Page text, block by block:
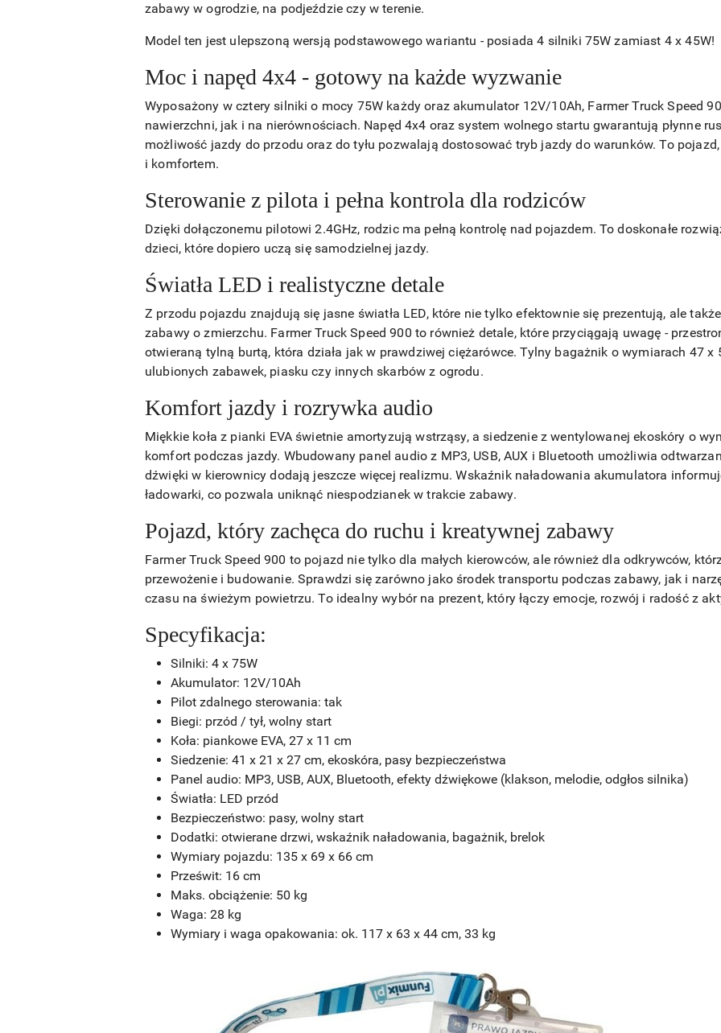
zabawy w ogrodzie, na podjeździe czy w terenie.
Model ten jest ulepszoną wersją podstawowego wariantu - posiada 4 silniki 75W zamiast 4 x 45W!
Moc i napęd 4x4 - gotowy na każde wyzwanie
Wyposażony w cztery silniki o mocy 75W każdy oraz akumulator 12V/10Ah, Farmer Truck Speed
nawierzchni, jak i na nierównościach. Napęd 4x4 oraz system wolnego startu gwarantują płynne
możliwość jazdy do przodu oraz do tyłu pozwalają dostosować tryb jazdy do warunków. To
i komfortem.
Sterowanie z pilota i pełna kontrola dla rodziców
Dzięki dołączonemu pilotowi 2.4GHz, rodzic ma pełną kontrolę nad pojazdem. To doskonałe
dzieci, które dopiero uczą się samodzielnej jazdy.
Światła LED i realistyczne detale
Z przodu pojazdu znajdują się jasne światła LED, które nie tylko efektownie się prezentują, ale
zabawy o zmierzchu. Farmer Truck Speed 900 to również detale, które przyciągają uwagę -
otwieraną tylną burtą, która działa jak w prawdziwej ciężarówce. Tylny bagażnik o wymiarach 47
ulubionych zabawek, piasku czy innych skarbów z ogrodu.
Komfort jazdy i rozrywka audio
Miękkie koła z pianki EVA świetnie amortyzują wstrząsy, a siedzenie z wentylowanej ekoskóry o
komfort podczas jazdy. Wbudowany panel audio z MP3, USB, AUX i Bluetooth umożliwia
dźwięki w kierownicy dodają jeszcze więcej realizmu. Wskaźnik naładowania akumulatora
ładowarki, co pozwala uniknąć niespodzianek w trakcie zabawy.
Pojazd, który zachęca do ruchu i kreatywnej zabawy
Farmer Truck Speed 900 to pojazd nie tylko dla małych kierowców, ale również dla odkrywców,
przewożenie i budowanie. Sprawdzi się zarówno jako środek transportu podczas zabawy, jak i
czasu na świeżym powietrzu. To idealny wybór na prezent, który łączy emocje, rozwój i radość z
Specyfikacja:
Silniki: 4 x 75W
Akumulator: 12V/10Ah
Pilot zdalnego sterowania: tak
Biegi: przód / tył, wolny start
Koła: piankowe EVA, 27 x 11 cm
Siedzenie: 41 x 21 x 27 cm, ekoskóra, pasy bezpieczeństwa
Panel audio: MP3, USB, AUX, Bluetooth, efekty dźwiękowe (klakson, melodie, odgłos silnika)
Światła: LED przód
Bezpieczeństwo: pasy, wolny start
Dodatki: otwierane drzwi, wskaźnik naładowania, bagażnik, brelok
Wymiary pojazdu: 135 x 69 x 66 cm
Prześwit: 16 cm
Maks. obciążenie: 50 kg
Waga: 28 kg
Wymiary i waga opakowania: ok. 117 x 63 x 44 cm, 33 kg